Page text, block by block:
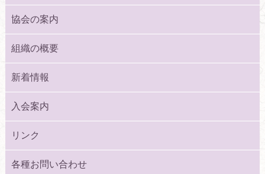
協会の案内
組織の概要
新着情報
入会案内
リンク
各種お問い合わせ